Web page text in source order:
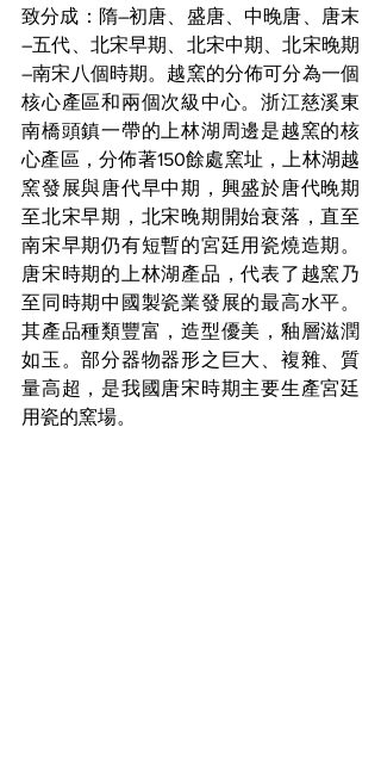
致分成：隋–初唐、盛唐、中晚唐、唐末
–五代、北宋早期、北宋中期、北宋晚期
–南宋八個時期。越窯的分佈可分為一個
核心產區和兩個次級中心。浙江慈溪東
南橋頭鎮一帶的上林湖周邊是越窯的核
心產區，分佈著150餘處窯址，上林湖越
窯發展與唐代早中期，興盛於唐代晚期
至北宋早期，北宋晚期開始衰落，直至
南宋早期仍有短暫的宮廷用瓷燒造期。
唐宋時期的上林湖產品，代表了越窯乃
至同時期中國製瓷業發展的最高水平。
其產品種類豐富，造型優美，釉層滋潤
如玉。部分器物器形之巨大、複雜、質
量高超，是我國唐宋時期主要生產宮廷
用瓷的窯場。